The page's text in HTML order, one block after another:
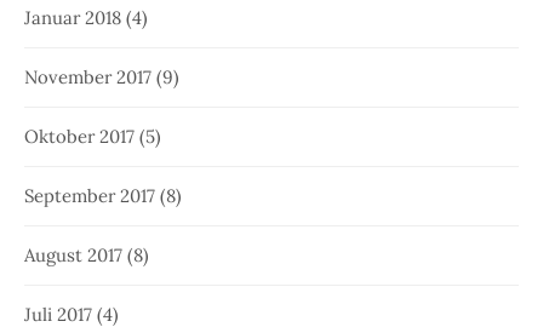
Januar 2018 (4)
November 2017 (9)
Oktober 2017 (5)
September 2017 (8)
August 2017 (8)
Juli 2017 (4)